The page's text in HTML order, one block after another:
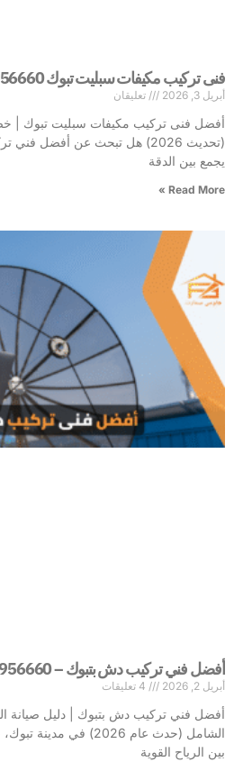
فنى تركيب مكيفات سبليت تبوك 0570956660
أبريل 3, 2026 تعليقان
(تحديث 2026) هل تبحث عن أفضل
يجمع بين الدقة
Read More »
أفضل فني تركيب دش بتبوك – 0570956660
أبريل 2, 2026
أفضل فني تركيب دش بتبوك | دليل صيانة
الشامل (حدث عام 2026)
بين الرياح القوية